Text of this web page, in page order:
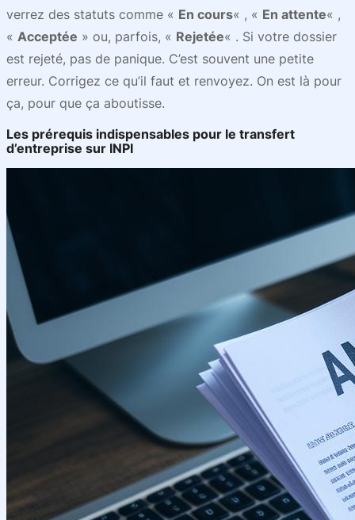
verrez des statuts comme « En cours« , « En attente« ,
« Acceptée » ou, parfois, « Rejetée« . Si votre dossier
est rejeté, pas de panique. C’est souvent une petite
erreur. Corrigez ce qu’il faut et renvoyez. On est là pour
ça, pour que ça aboutisse.
Les prérequis indispensables pour le transfert
d’entreprise sur INPI